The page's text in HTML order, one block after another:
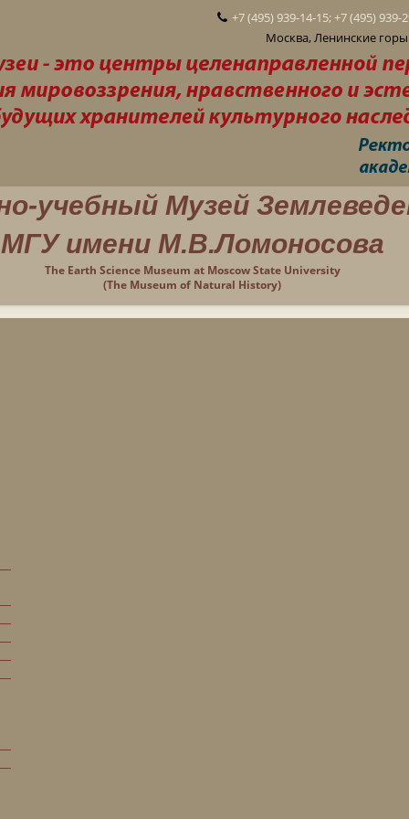
+7 (495) 939-14-15; +7 (495) 939-
Москва, Ленинские
учебный Музей
МГУ имени М.В.Ломоносова
The Earth Science Museum at Moscow State University
(The Museum of Natural History)